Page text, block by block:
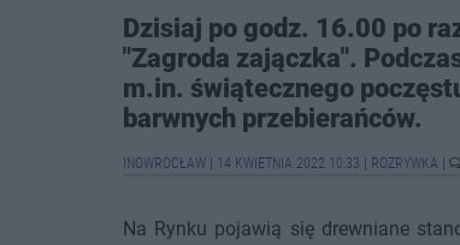
Dzisiaj po godz. 16.00 po
"Zagroda zajączka".
m.in. świątecznego
barwnych przebierańców.
INOWROCŁAW 14 KWIETNIA 2022 10:33 ROZRYWKA
Na Rynku pojawią się drewniane